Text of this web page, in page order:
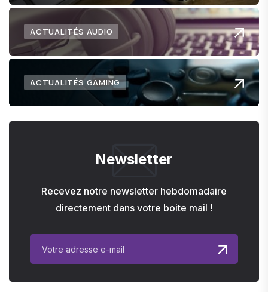
ACTUALITÉS AUDIO
ACTUALITÉS GAMING
Newsletter
Recevez notre newsletter hebdomadaire
directement dans votre boite mail !